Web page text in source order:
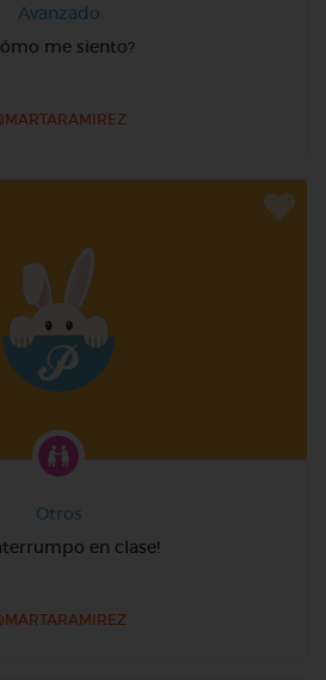
Avanzado
me siento?
Otros
en clase!